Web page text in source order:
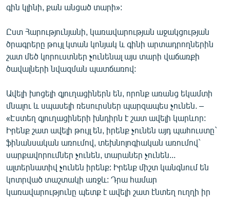
գին կլինի, քան անցած տարի»:
Ըստ Հարությունյանի, կառավարության աջակցության
ծրագրերը թույլ կտան կոնյակ և գինի արտադրողներին
շատ մեծ կորուստներ չունենալ այս տարի վաճառքի
ծավալների նվազման պատճառով:
Ավելի խոցելի գյուղացիներն են, որոնք առանց եկամտի
մնալու և սպասելի ռեսուրսներ պարզապես չունեն. –
«Էստեղ գյուղացիների խնդիրն է շատ ավելի կարևոր:
Իրենք շատ ավելի թույլ են, իրենք չունեն այդ պահուստը`
ֆինանսական առումով, տեխնոլոգիական առումով`
սարքավորումներ չունեն, տարաներ չունեն...
ալտերնատիվ չունեն իրենք: Իրենք միշտ կանգնում են
կոտրված տաշտակի առջև: Դրա համար
կառավարությունը պետք է ավելի շատ էնտեղ ուղղի իր